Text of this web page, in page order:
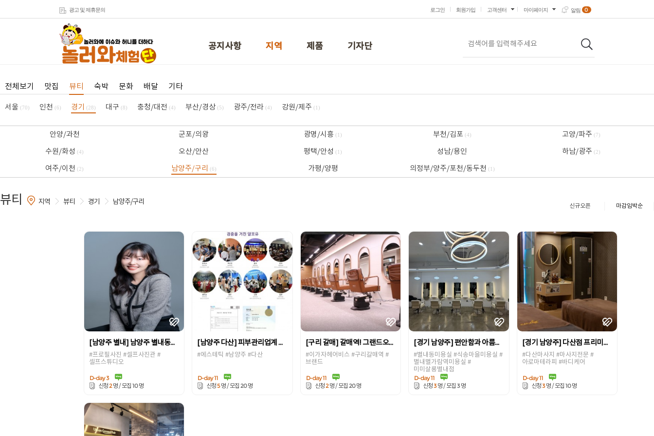
광고 및 제휴문의 로그인 회원가입 고객센터 마이페이지 알림 0
공지사항 지역 제품 기자단
전체보기 맛집 뷰티 숙박 문화 배달 기타
서울 (70) 인천 (6) 경기 (28) 대구 (8) 충청/대전 (4) 부산/경상 (5) 광주/전라 (4) 강원/제주 (1)
안양/과천 군포/의왕 광명/시흥(1) 부천/김포 (4) 고양/파주(7)
수원/화성(4) 오산/안산 평택/안성(1) 성남/용인 하남/광주(2)
여주/이천(2) 남양주/구리 (6) 가평/양평 의정부/양주/포천/동두천 (1)
뷰티 지역 뷰티 경기 남양주/구리
신규오픈 마감임박순
[남양주 별내] 남양주 별내동을 대표하는 좋은 추억을 예쁜 사진으로 남길 수 있는 스튜디오 [스튜디오 온]
#프로필사진 #셀프사진관 #
셀프스튜디오
D-day 3
신청2명 / 모집 10명
[남양주 다산] 피부관리업계 끝판관리! 단 1회로 확실한효과! 예뻐지고 날씬해지는 에스테틱 [알포유에너지 테라피33(남양주 다산)]
#에스테틱 #남양주 #다산
D-day 11
신청5명 / 모집20명
[구리 갈매] 갈매역! 그랜드오픈! 시설과 경력으로 승부하는! 초럭셔리 헤어브랜드샵 [이가자헤어비스구리갈매점]
#이가자헤어비스 #구리갈매역 #
브랜드
D-day 11
신청2명 / 모집 20명
[경기 남양주] 편안함과 아름다움을 동시에 느끼실수 있는 미용실! [미미살롱 별내점]
#별내동미용실 #식송마을미용실 #
별내별가람역미용실 #
미미살롱별내점
D-day 11
신청3명 / 모집3명
[경기 남양주] 다산점 프리미엄 호텔식 바디케어 호텔급 서비스로 단연코 업계 최상위 관리를자부하는 전문 마사지샵 [진심을다한 마사지&스파 다산점]
#다산마사지 #마사지전문 #
아로마테라피 #바디케어
D-day 11
신청3명 / 모집 10명